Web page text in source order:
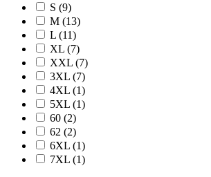
S (9)
M (13)
L (11)
XL (7)
XXL (7)
3XL (7)
4XL (1)
5XL (1)
60 (2)
62 (2)
6XL (1)
7XL (1)